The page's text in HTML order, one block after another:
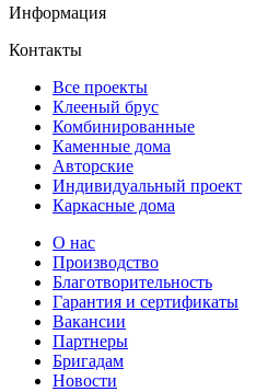
Информация
Контакты
Все проекты
Клееный брус
Комбинированные
Каменные дома
Авторские
Индивидуальный проект
Каркасные дома
О нас
Производство
Благотворительность
Гарантия и сертификаты
Вакансии
Партнеры
Бригадам
Новости